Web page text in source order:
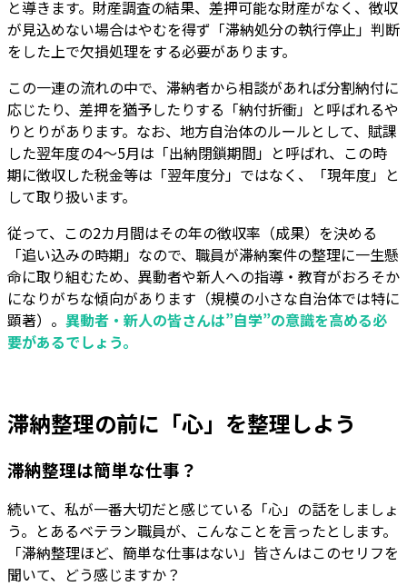
と導きます。財産調査の結果、差押可能な財産がなく、徴収
が見込めない場合はやむを得ず「滞納処分の執行停止」判断
をした上で欠損処理をする必要があります。
この一連の流れの中で、滞納者から相談があれば分割納付に
応じたり、差押を猶予したりする「納付折衝」と呼ばれるや
りとりがあります。なお、地方自治体のルールとして、賦課
した翌年度の4～5月は「出納閉鎖期間」と呼ばれ、この時
期に徴収した税金等は「翌年度分」ではなく、「現年度」と
して取り扱います。
従って、この2カ月間はその年の徴収率（成果）を決める
「追い込みの時期」なので、職員が滞納案件の整理に一生懸
命に取り組むため、異動者や新人への指導・教育がおろそか
になりがちな傾向があります（規模の小さな自治体では特に
顕著）。 異動者・新人の皆さんは”自学”の意識を高める必
要があるでしょう。
滞納整理の前に「心」を整理しよう
滞納整理は簡単な仕事？
続いて、私が一番大切だと感じている「心」の話をしましょ
う。とあるベテラン職員が、こんなことを言ったとします。
「滞納整理ほど、簡単な仕事はない」皆さんはこのセリフを
聞いて、どう感じますか？